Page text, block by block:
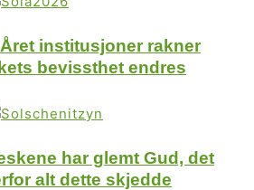
institusjoner rakner
bevissthet endres
har glemt Gud, det
alt dette skjedde